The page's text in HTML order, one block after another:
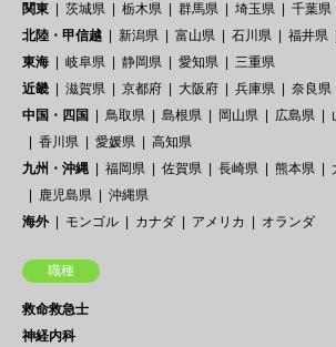
関東
茨城県 栃木県 群馬県 埼玉県 千葉県
北陸・甲信越
新潟県 富山県 石川県 福井県
東海
岐阜県 静岡県 愛知県
三重県
近畿
滋賀県 京都府 大阪府 兵庫県 奈良県
中国・四国
鳥取県 島根県 岡山県 広島県
香川県
愛媛県
高知県
九州・沖縄
福岡県 佐賀県 長崎県 熊本県
鹿児島県
沖縄県
海外
モンゴル カナダ アメリカ オランダ
職種
救命救急士
神経内科